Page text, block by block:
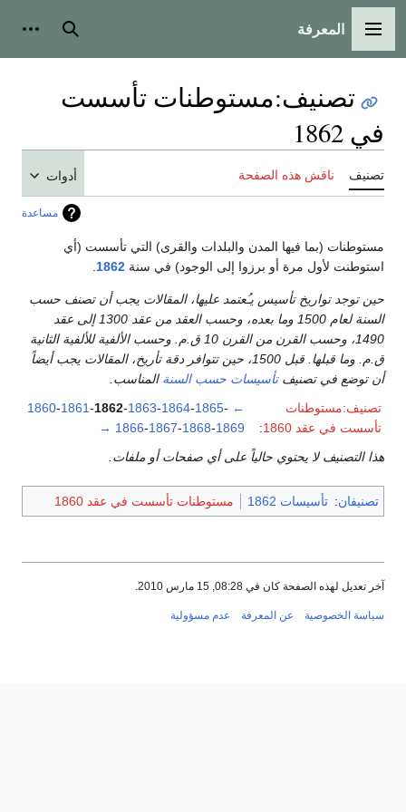
القائمة الرئيسية
المعرفة بحث
تصنيف:مستوطنات تأسست
في 1862
تصنيف ناقش هذه الصفحة أدوات
مساعدة
مستوطنات (بما فيها المدن والبلدات والقرى) التي تأسست (أي
استوطنت لأول مرة أو برزوا إلى الوجود) في سنة 1862
حين توجد تواريخ تأسيس يـُعتمد عليها، المقالات يجب أن تصنف حسب
السنة لعام 1500 وما بعده، وحسب العقد من عقد 1300 إلى عقد
1490، وحسب القرن من القرن 10 ق.م. وحسب الألفية للألفية الثانية
ق.م. وما قبلها. قبل 1500، حين تتوافر دقة تأريخ، المقالات يجب أيضاً
أن توضع في تصنيفتأسيسات حسب السنة المناسب.
تصنيف:مستوطنات
تأسست في عقد 1860
:
←
1860-1861-1862-1863-1864-1865-
1866-1867-1868-1869
→
هذا التصنيف لا يحتوي حالياً على أي صفحات أو ملفات.
تصنيفان: تأسيسات 1862 مستوطنات تأسست في عقد 1860
آخر تعديل لهذه الصفحة كان في 08:28, 15 مارس 2010.
سياسة الخصوصية عن المعرفة عدم مسؤولية